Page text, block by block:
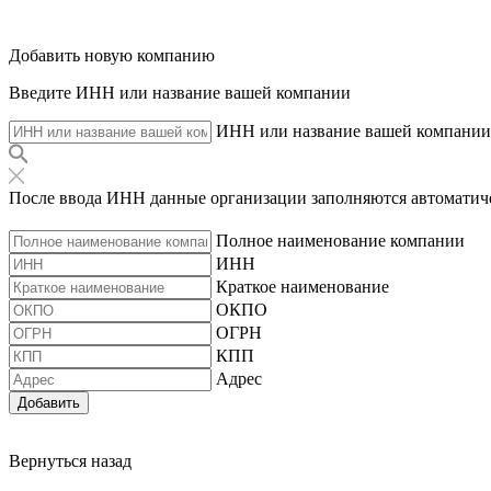
Добавить новую компанию
Введите ИНН или название вашей компании
ИНН или название вашей компании
После ввода ИНН данные организации заполняются
Полное наименование компании
ИНН
Краткое наименование
ОКПО
ОГРН
КПП
Адрес
Добавить
Вернуться назад